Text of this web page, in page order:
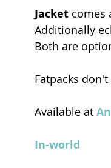
Jacket comes
Additionally
Both are
Fatpacks
Available at
In-world